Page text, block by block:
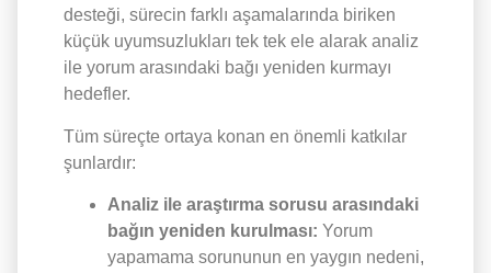
desteği, sürecin farklı aşamalarında biriken
küçük uyumsuzlukları tek tek ele alarak analiz
ile yorum arasındaki bağı yeniden kurmayı
hedefler.
Tüm süreçte ortaya konan en önemli katkılar
şunlardır:
Analiz ile araştırma sorusu arasındaki
bağın yeniden kurulması: Yorum
yapamama sorununun en yaygın nedeni,